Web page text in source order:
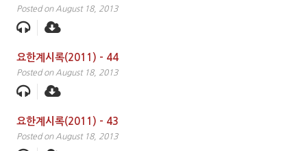
Posted on August 18, 2013
요한계시록(2011) – 44
Posted on August 18, 2013
요한계시록(2011) – 43
Posted on August 18, 2013